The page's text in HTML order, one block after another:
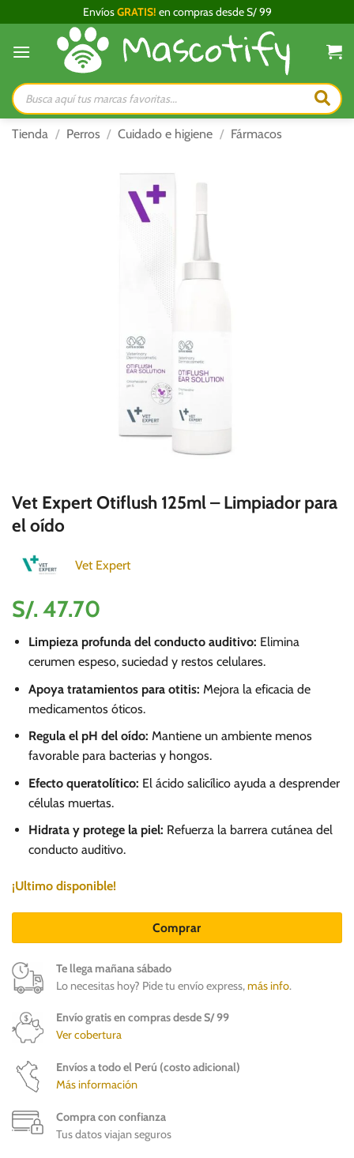
al
contenido
EnvíosGRATIS! en compras desde S/ 99
Búsqueda
de
productos
Tienda / Perros / Cuidado e higiene / Fármacos
Vet Expert Otiflush 125ml – Limpiador para
el oído
Vet Expert
S/. 47.70
Limpieza profunda del conducto auditivo: Elimina
cerumen espeso, suciedad y restos celulares.
Apoya tratamientos para otitis: Mejora la eficacia de
medicamentos óticos.
Regula el pH del oído: Mantiene un ambiente menos
favorable para bacterias y hongos.
Efecto queratolítico: El ácido salicílico ayuda a desprender
células muertas.
Hidrata y protege la piel: Refuerza la barrera cutánea del
conducto auditivo.
¡Ultimo disponible!
Comprar
Te llega mañana sábado
Lo necesitas hoy? Pide tu envío express,más info.
Envío gratis en compras desde S/ 99
Ver cobertura
Envíos a todo el Perú (costo adicional)
Más información
Compra con confianza
Tus datos viajan seguros